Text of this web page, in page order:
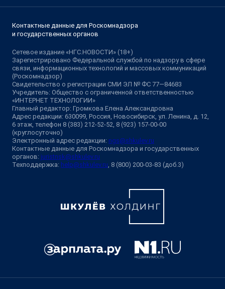
Контактные данные для Роскомнадзора
и государственных органов
Сетевое издание «НГС.НОВОСТИ» (18+)
Зарегистрировано Федеральной службой по надзору в сфере
связи, информационных технологий и массовых коммуникаций
(Роскомнадзор)
Свидетельство о регистрации СМИ ЭЛ № ФС 77—84683
Учредитель: Общество с ограниченной ответственностью
«ИНТЕРНЕТ ТЕХНОЛОГИИ»
Главный редактор: Громкова Елена Александровна
Адрес редакции: 630099, Россия, Новосибирск, ул. Ленина, д. 12,
6 этаж, телефон 8 (383) 212-52-52, 8 (923) 157-00-00
(круглосуточно)
Электронный адрес редакции: ngs@shkulev.ru
Контактные данные для Роскомнадзора и государственных
органов: juristnsk@shkulev.ru
Техподдержка: help@shkulev.ru, 8 (800) 200-03-83 (доб.3)